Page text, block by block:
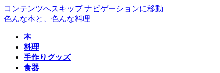
コンテンツへスキップ ナビゲーションに移動
色んな本と、色んな料理
本
料理
手作りグッズ
食器